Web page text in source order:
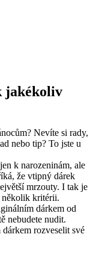
jakékoliv
Nevíte si rady,
nebo tip? To jste u
k narozeninám, ale
že vtipný dárek
mrzouty. I tak je
několik kritérii.
dárkem od
nebudete nudit.
rozveselit své